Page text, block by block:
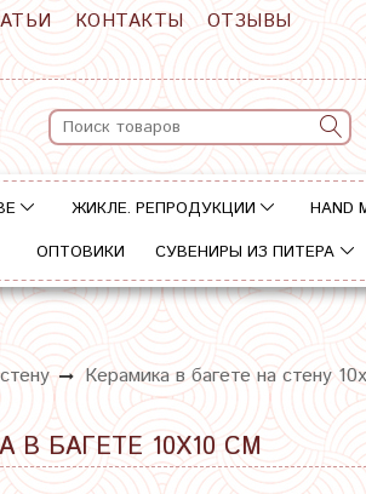
КОНТАКТЫ
ОТЗЫВЫ
ЖИКЛЕ. РЕПРОДУКЦИИ HAND
ОПТОВИКИ СУВЕНИРЫ ИЗ ПИТЕРА
Керамика в багете на стену
БАГЕТЕ 10Х10 СМ